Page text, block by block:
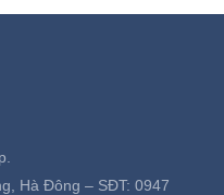
Hà Đông – SĐT: 0947